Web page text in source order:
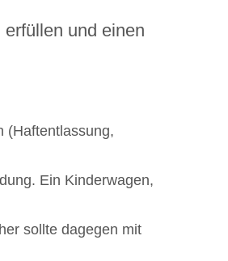
und einen
(Haftentlassung,
Ein Kinderwagen,
sollte dagegen mit